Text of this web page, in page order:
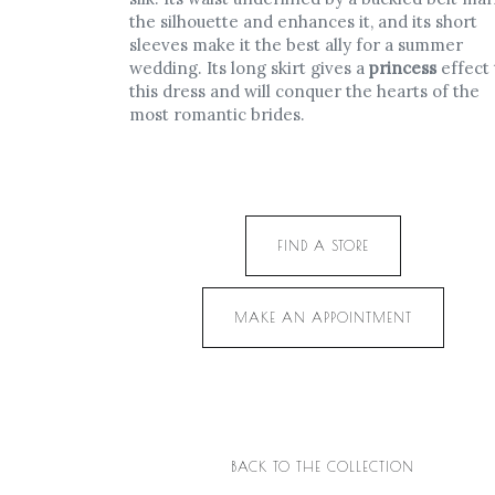
the silhouette and enhances it, and its short
sleeves make it the best ally for a summer
wedding. Its long skirt gives a princess effect
this dress and will conquer the hearts of the
most romantic brides.
FIND A STORE
MAKE AN APPOINTMENT
BACK TO THE COLLECTION